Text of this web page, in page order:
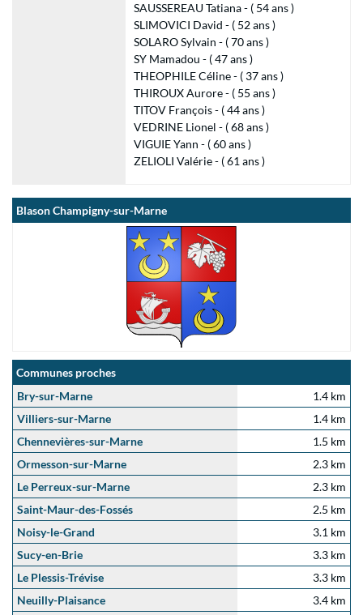
SAUSSEREAU Tatiana - ( 54 ans )
SLIMOVICI David - ( 52 ans )
SOLARO Sylvain - ( 70 ans )
SY Mamadou - ( 47 ans )
THEOPHILE Céline - ( 37 ans )
THIROUX Aurore - ( 55 ans )
TITOV François - ( 44 ans )
VEDRINE Lionel - ( 68 ans )
VIGUIE Yann - ( 60 ans )
ZELIOLI Valérie - ( 61 ans )
Blason Champigny-sur-Marne
Communes proches
Bry-sur-Marne
1.4 km
Villiers-sur-Marne
1.4 km
Chennevières-sur-Marne
1.5 km
Ormesson-sur-Marne
2.3 km
Le Perreux-sur-Marne
2.3 km
Saint-Maur-des-Fossés
2.5 km
Noisy-le-Grand
3.1 km
Sucy-en-Brie
3.3 km
Le Plessis-Trévise
3.3 km
Neuilly-Plaisance
3.4 km